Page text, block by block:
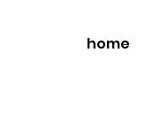
home